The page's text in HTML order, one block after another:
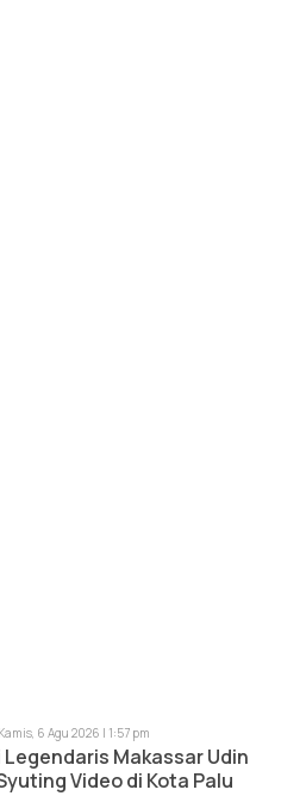
Kamis, 6 Agu 2026 | 1:57 pm
Makassar Udin
Video di Kota Palu